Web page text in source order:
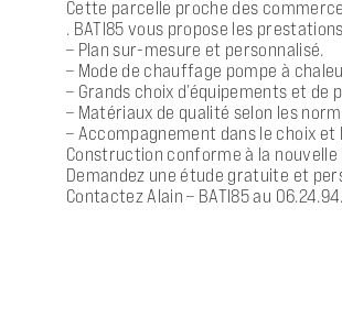
Cette parcelle proche des
. BATI85 vous propose les
– Plan sur-mesure et personnalisé.
– Mode de chauffage pompe à
– Grands choix d’équipements et de
– Matériaux de qualité selon les
– Accompagnement dans le choix et
Construction conforme à la nouvelle
Demandez une étude gratuite et
Contactez Alain – BATI85 au